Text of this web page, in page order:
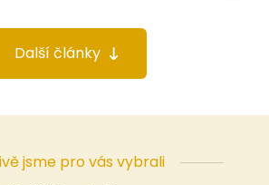
Další články
jsme pro vás vybrali